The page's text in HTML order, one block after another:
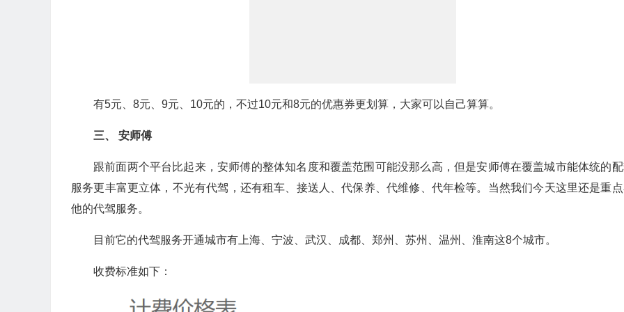
有5元、8元、9元、10元的，不过10元和8元的优惠券更划算，大家可以自己算算。
三、 安师傅
跟前面两个平台比起来，安师傅的整体知名度和覆盖范围可能没那么高，但是安师傅在覆盖城市能体统的
服务更丰富更立体，不光有代驾，还有租车、接送人、代保养、代维修、代年检等。当然我们今天这里还是重
他的代驾服务。
目前它的代驾服务开通城市有上海、宁波、武汉、成都、郑州、苏州、温州、淮南这8个城市。
收费标准如下：